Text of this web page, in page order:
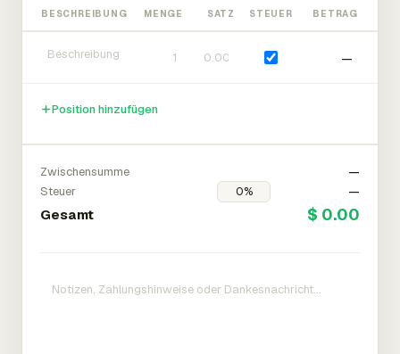
BESCHREIBUNG MENGE SATZ STEUER BETRAG
—
Position hinzufügen
Zwischensumme
—
Steuer
—
Gesamt $ 0.00